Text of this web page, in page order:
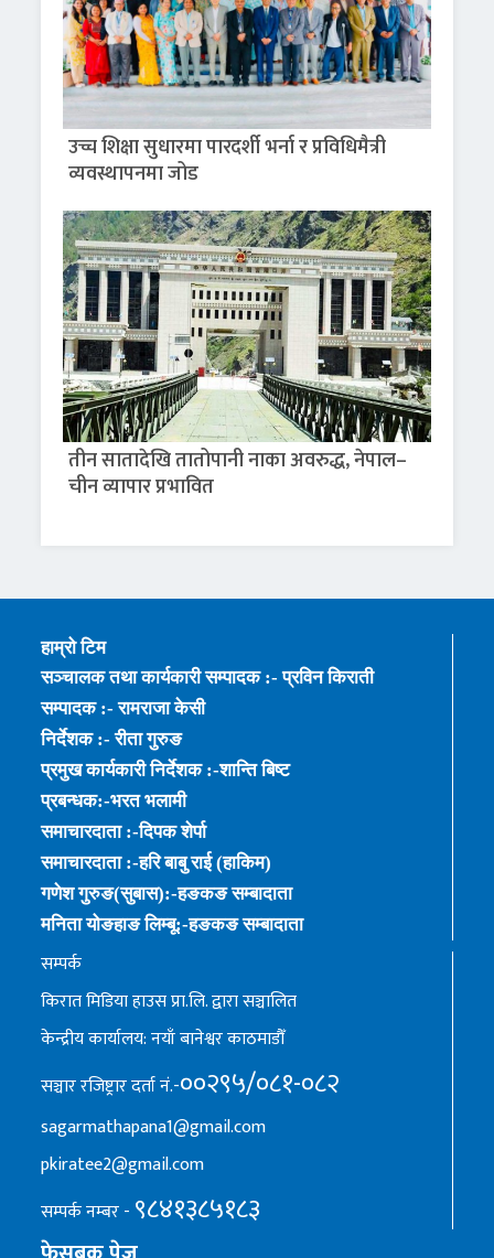
उच्च शिक्षा सुधारमा पारदर्शी भर्ना र प्रविधिमैत्री
व्यवस्थापनमा जोड
तीन सातादेखि तातोपानी नाका अवरुद्ध, नेपाल–
चीन व्यापार प्रभावित
हाम्रो टिम
सञ्चालक तथा कार्यकारी सम्पादक :- प्रविन किराती
सम्पादक :- रामराजा केसी
निर्देशक :- रीता गुरुङ
प्रमुख कार्यकारी निर्देशक :-शान्ति बिष्ट
प्रबन्धक:-भरत भलामी
समाचारदाता :-दिपक शेर्पा
समाचारदाता :-हरि बाबु राई (हाकिम)
गणेश गुरुङ(सुबास):-हङकङ सम्बादाता
मनिता योङहाङ लिम्बू:-हङकङ सम्बादाता
सम्पर्क
किरात मिडिया हाउस प्रा.लि. द्वारा सञ्चालित
केन्द्रीय कार्यालय: नयाँ बानेश्वर काठमाडौँ
सञ्चार रजिष्ट्रार दर्ता नं.-००२९५/०८१-०८२
sagarmathapana1@gmail.com
pkiratee2@gmail.com
सम्पर्क नम्बर - ९८४१३८५१८३